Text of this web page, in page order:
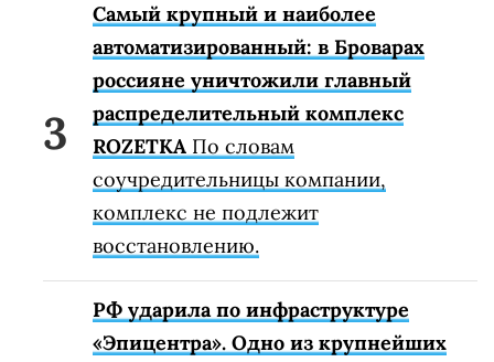
Самый крупный и наиболее
автоматизированный: в Броварах
россияне уничтожили главный
распределительный комплекс
ROZETKA По словам
соучредительницы компании,
комплекс не подлежит
восстановлению.
РФ ударила по инфраструктуре
«Эпицентра». Одно из крупнейших